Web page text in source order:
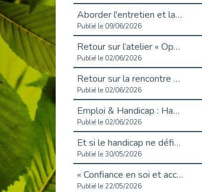
Aborder l'entretien et la situation de handicap en toute confiance
Publié le 09/06/2026
Retour sur l’atelier « Optimiser sa recherche d’emploi »
Publié le 02/06/2026
Retour sur la rencontre entre Cap Emploi 92 et Thales (Campus Meudon)
Publié le 02/06/2026
Emploi & Handicap : Hachette Livre et Cap emploi 92 renforcent leur collaboration
Publié le 02/06/2026
Et si le handicap ne définissait plus la carrière ?
Publié le 30/05/2026
« Confiance en soi et acceptation du handicap » : un levier puissant vers l’emploi
Publié le 22/05/2026